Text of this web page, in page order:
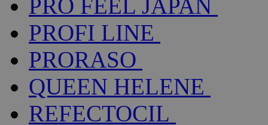
PRO FEEL JAPAN
PROFI LINE
PRORASO
QUEEN HELENE
REFECTOCIL